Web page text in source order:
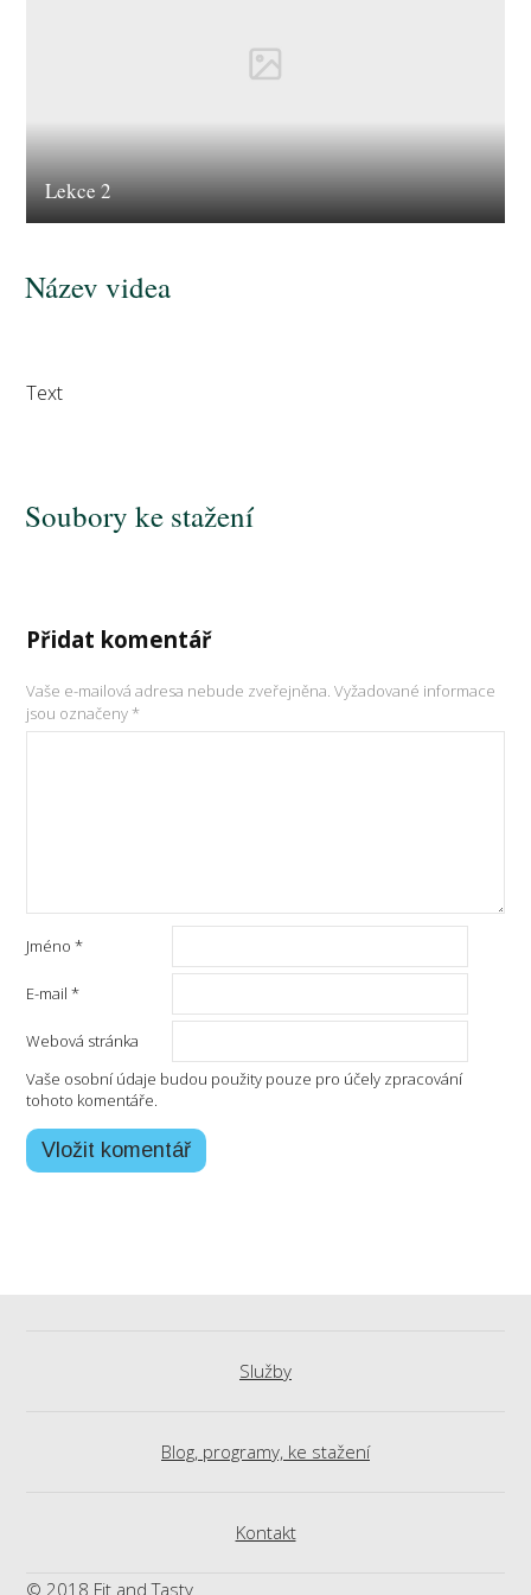
Lekce 2
Název videa
Text
Soubory ke stažení
Přidat komentář
Vaše e-mailová adresa nebude zveřejněna. Vyžadované informace
jsou označeny*
Jméno*
E-mail*
Webová stránka
Vaše osobní údaje budou použity pouze pro účely zpracování
tohoto komentáře.
Služby
Blog, programy, ke stažení
Kontakt
© 2018 Fit and Tasty